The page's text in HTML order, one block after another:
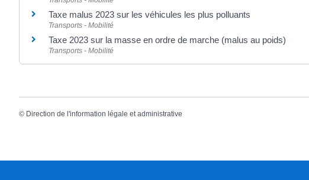
Taxe malus 2023 sur les véhicules les plus polluants
Transports - Mobilité
Taxe 2023 sur la masse en ordre de marche (malus au poids)
Transports - Mobilité
© Direction de l'information légale et administrative